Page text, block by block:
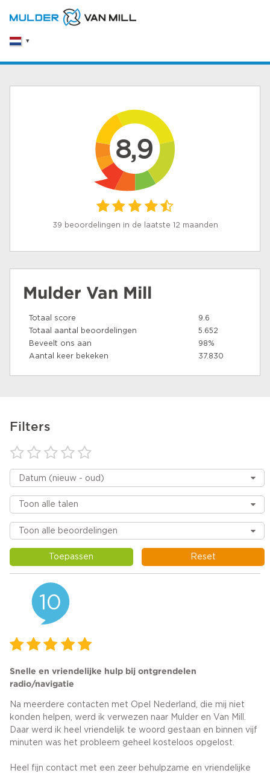
8,9
39 beoordelingen in de laatste 12 maanden
Mulder Van Mill
Totaal score
9.6
Totaal aantal beoordelingen
5.652
Beveelt ons aan
98%
Aantal keer bekeken
37.830
Filters
Toepassen Reset
10
Snelle en vriendelijke hulp bij ontgrendelen
radio/navigatie
Na meerdere contacten met Opel Nederland, die mij niet
konden helpen, werd ik verwezen naar Mulder en Van Mill.
Daar werd ik heel vriendelijk te woord gestaan en binnen vijf
minuten was het probleem geheel kosteloos opgelost.
Heel fijn contact met een zeer behulpzame en vriendelijke